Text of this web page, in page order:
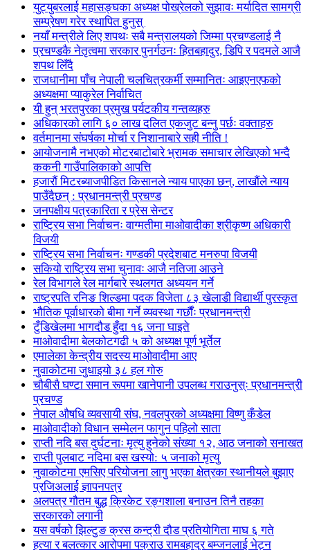
युट्युबरलाई महासङ्घका अध्यक्ष पोख्रेलको सुझावः मर्यादित सामग्री
सम्प्रेषण गरेर स्थापित हुनुस्
नयाँ मन्त्रीले लिए शपथः सबै मन्त्रालयको जिम्मा प्रचण्डलाई नै
प्रचण्डकै नेतृत्वमा सरकार पुनर्गठनः हितबहादुर, डिपि र पदमले आजै
शपथ लिँदै
राजधानीमा पाँच नेपाली चलचित्रकर्मी सम्मानितः आइएनएफको
अध्यक्षमा प्याकुरेल निर्वाचित
यी हुन् भरतपुरका प्रमुख पर्यटकीय गन्तव्यहरु
अधिकारको लागि ६० लाख दलित एकजुट बन्नु पर्छः वक्ताहरु
वर्तमानमा संघर्षका मोर्चा र निशानाबारे सही नीति !
आयोजनामै नभएको मोटरबाटोबारे भ्रामक समाचार लेखिएको भन्दै
ककनी गाउँपालिकाको आपत्ति
हजारौं मिटरब्याजपीडित किसानले न्याय पाएका छन्, लाखौंले न्याय
पाउँदैछन् : प्रधानमन्त्री प्रचण्ड
जनपक्षीय पत्रकारिता र प्रेस सेन्टर
राष्ट्रिय सभा निर्वाचनः वाग्मतीमा माओवादीका श्रीकृष्ण अधिकारी
विजयी
राष्ट्रिय सभा निर्वाचनः गण्डकी प्रदेशबाट मनरुपा विजयी
सकियो राष्ट्रिय सभा चुनावः आजै नतिजा आउने
रेल विभागले रेल मार्गबारे स्थलगत अध्ययन गर्ने
राष्ट्रपति रनिङ शिल्डमा पदक विजेता ८३ खेलाडी विद्यार्थी पुरस्कृत
भौतिक पूर्वाधारको बीमा गर्ने व्यवस्था गर्छौंः प्रधानमन्त्री
टुँडिखेलमा भागदौड हुँदा १६ जना घाइते
माओवादीमा बेलकोटगढी ५ को अध्यक्ष पूर्ण भूर्तेल
एमालेका केन्द्रीय सदस्य माओ‌वादीमा आए
नुवाकोटमा जुधाइयो ३८ हल गोरु
चौबीसै घण्टा समान रूपमा खानेपानी उपलब्ध गराउनुस्ः प्रधानमन्त्री
प्रचण्ड
नेपाल औषधि व्यवसायी संघ, नवलपुरको अध्यक्षमा विष्णु कँडेल
माओवादीको विधान सम्मेलन फागुन पहिलो साता
राप्ती नदि बस दुर्घटनाः मृत्यु हुनेको संख्या १२, आठ जनाको सनाखत
राप्ती पुलबाट नदिमा बस खस्यो: ५ जनाको मृत्यु
नुवाकोटमा एमसिए परियोजना लागु भएका क्षेत्रका स्थानीयले बुझाए
प्रजिअलाई ज्ञापनपत्र
अलपत्र गौतम बुद्ध क्रिकेट रङ्गशाला बनाउन तिनै तहका
सरकारको लगानी
यस वर्षको झिल्टुङ क्रस कन्ट्री दौड प्रतियोगिता माघ ६ गते
हत्या र बलत्कार आरोपमा पक्राउ रामबहादुर बम्जनलाई भेट्न